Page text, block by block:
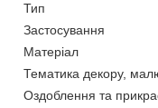
Тип
Застосування
Матеріал
Тематика декору,
Оздоблення та